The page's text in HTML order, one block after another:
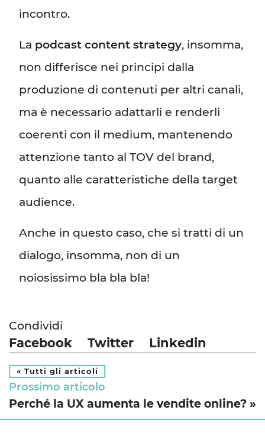
incontro.
La podcast content strategy, insomma,
non differisce nei principi dalla
produzione di contenuti per altri canali,
ma è necessario adattarli e renderli
coerenti con il medium, mantenendo
attenzione tanto al TOV del brand,
quanto alle caratteristiche della target
audience.
Anche in questo caso, che si tratti di un
dialogo, insomma, non di un
noiosissimo bla bla bla!
Condividi
Facebook Twitter Linkedin
« Tutti gli articoli
Prossimo articolo
Perché la UX aumenta le vendite online? »